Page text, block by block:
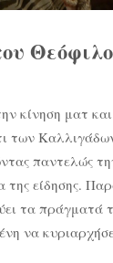
κίνηση ματ
των
παντελώς
είδησης.
τα πράγματά
να